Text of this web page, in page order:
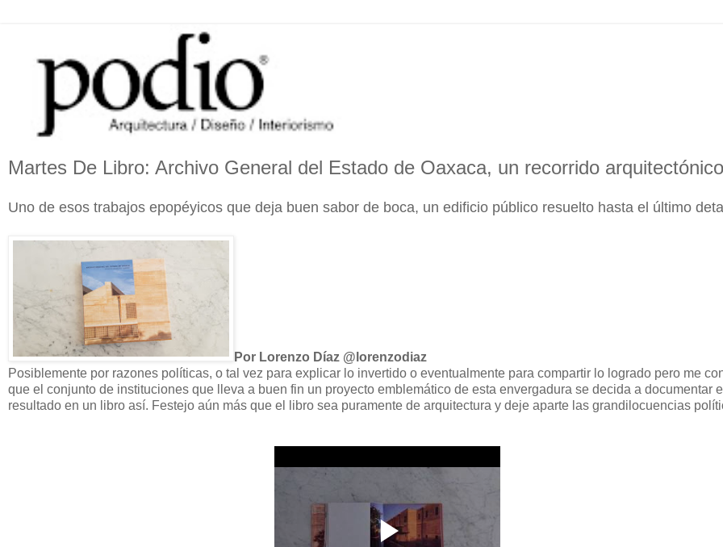
Martes De Libro: Archivo General del Estado de Oaxaca, un recorrido arquitectónico
Uno de esos trabajos epopéyicos que deja buen sabor de boca, un edificio público resuelto hasta el último
Por Lorenzo Díaz @lorenzodiaz
Posiblemente por razones políticas, o tal vez para explicar lo invertido o eventualmente para compartir lo logrado pero me
que el conjunto de instituciones que lleva a buen fin un proyecto emblemático de esta envergadura se decida a documentar
resultado en un libro así. Festejo aún más que el libro sea puramente de arquitectura y deje aparte las grandilocuencias